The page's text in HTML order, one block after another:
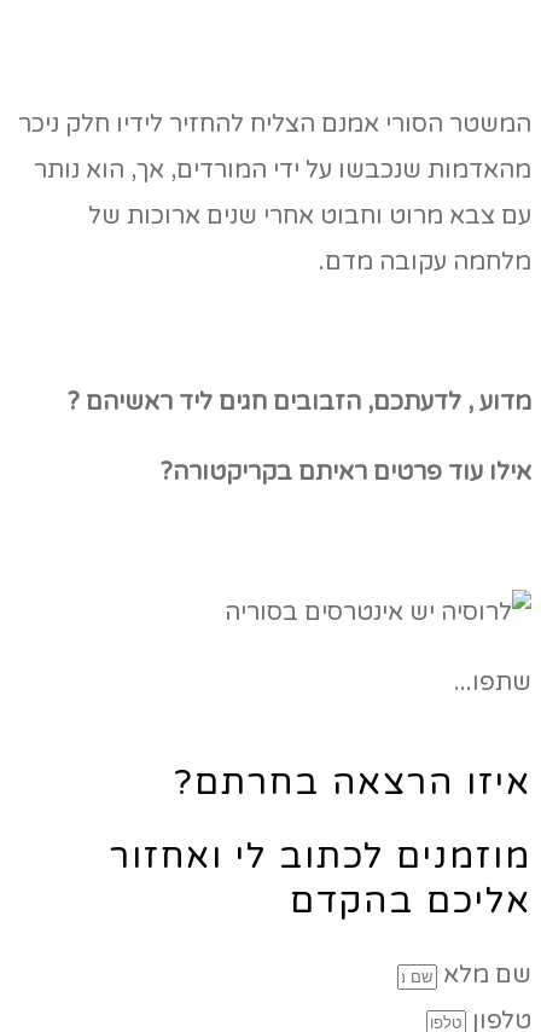
המשטר הסורי אמנם הצליח להחזיר לידיו חלק ניכר
מהאדמות שנכבשו על ידי המורדים, אך, הוא נותר
עם צבא מרוט וחבוט אחרי שנים ארוכות של
מלחמה עקובה מדם.
מדוע , לדעתכם, הזבובים חגים ליד ראשיהם ?
אילו עוד פרטים ראיתם בקריקטורה?
שתפו...
איזו הרצאה בחרתם?
מוזמנים לכתוב לי ואחזור
אליכם בהקדם
שם מלא
טלפון